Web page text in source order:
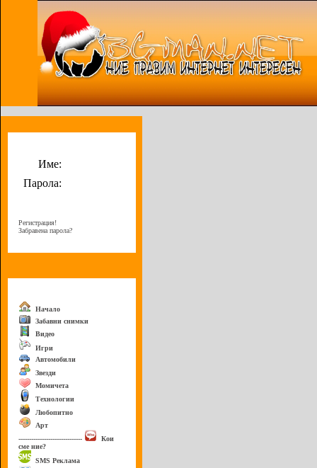
Име:
Парола:
Регистрация!
Забравена парола?
Начало
Забавни снимки
Видео
Игри
Автомобили
Звезди
Момичета
Технологии
Любопитно
Арт
------------------------------
Кои
сме ние?
SMS Реклама